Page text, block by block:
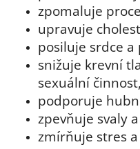
zpomaluje
upravuje
posiluje srdce
snižuje krevní
sexuální
podporuje
zpevňuje svaly
zmírňuje stres